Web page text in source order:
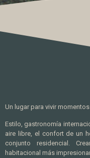
Un lugar para vivir
Estilo, gastronomía
aire libre, el confort de un
conjunto residencial.
habitacional más